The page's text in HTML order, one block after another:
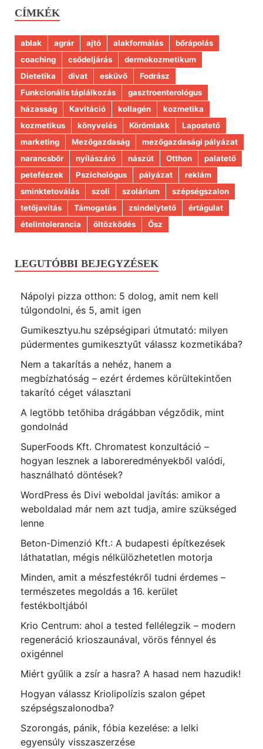
CÍMKÉK
ablak agrár ajtó alakformálás
bőrápolás
coaching
csődeljárás
dermokozmetikum
Dietetika
divat esküvő
Fodrász
Funkcionális táplálkozás
gasztroenterológus
házasság
Kavitáció kollagén
kozmetika
kozmetikus
könyvelés Körömlakk
Lapostető
marketing
Mezőgazdaság
mezőgazdasági pályázat
narancsbőr
nyílászáró nászút Otthon
palatető
petefészek
Pszichológus pályázat
reklám
sminktetoválás
szoli szolárium
szépségszalon
tetőjavítás
Támogatás zsindelytető
értágulat
ételintolerancia
öltözködés Ősz
LEGUTÓBBI BEJEGYZÉSEK
Nápolyi pizza otthon: 5 dolog, amit nem kell
túlgondolni, és 5, amit igen
Gumikesztyu.hu szépségipari útmutató: milyen
púdermentes gumikesztyűt válassz kozmetikába?
Nem a takarítás a nehéz, hanem a
megbízhatóság – ezért érdemes körültekintően
takarító céget választani
A legtöbb tetőhiba drágábban végződik, mint
gondolnád
SuperFoods Kft. Chromatest konzultáció –
hogyan lesznek a laboreredményekből valódi,
használható döntések?
WordPress és Divi weboldal javítás: amikor a
weboldalad már nem azt tudja, amire szükséged
lenne
Beton-Dimenzió Kft.: A budapesti építkezések
láthatatlan, mégis nélkülözhetetlen motorja
Minden, amit a mészfestékről tudni érdemes –
természetes megoldás a 16. kerület
festékboltjából
Krio Centrum: ahol a tested fellélegzik – modern
regeneráció krioszaunával, vörös fénnyel és
oxigénnel
Miért gyűlik a zsír a hasra? A hasad nem hazudik!
Hogyan válassz Kriolipolízis szalon gépet
szépségszalonodba?
Szorongás, pánik, fóbia kezelése: a lelki
egyensúly visszaszerzése